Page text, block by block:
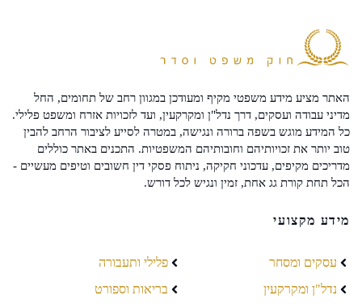
האתר מציע מידע משפטי מקיף ומעודכן במגוון רחב של תחומים, החל
מדיני עבודה ועסקים, דרך נדל"ן ומקרקעין, ועד לזכויות אזרח ומשפט פלילי.
כל המידע מוגש בשפה ברורה ונגישה, במטרה לסייע לציבור הרחב להבין
טוב יותר את זכויותיהם וחובותיהם המשפטיות. התכנים באתר כוללים
מדריכים מקיפים, עדכוני חקיקה, ניתוח פסקי דין חשובים וטיפים מעשיים -
הכל תחת קורת גג אחת, זמין ונגיש לכל דורש.
מידע מקצועי
עסקים ומסחר
נדל"ן ומקרקעין
פלילי ותעבורה
בריאות וספורט